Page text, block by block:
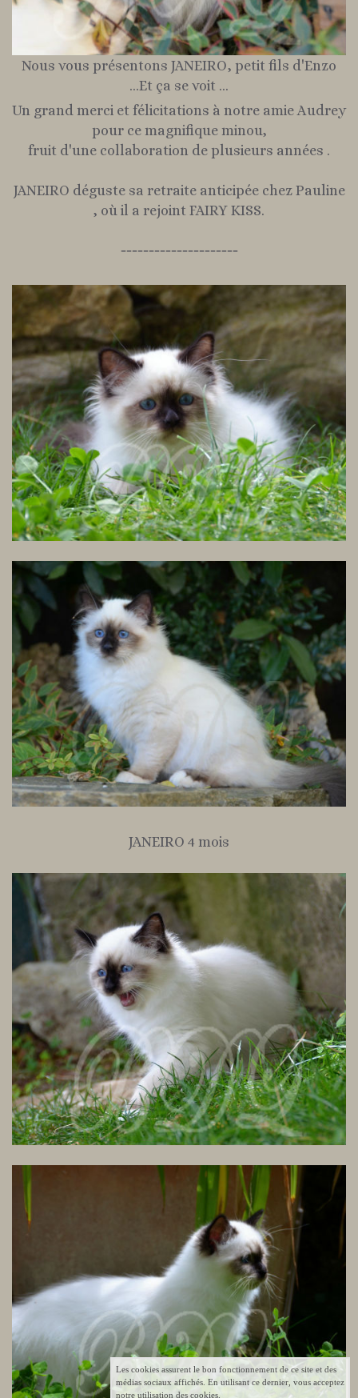
Nous vous présentons JANEIRO, petit fils d'Enzo
...Et ça se voit ...
Un grand merci et félicitations à notre amie Audrey
pour ce magnifique minou,
fruit d'une collaboration de plusieurs années .
JANEIRO déguste sa retraite anticipée chez Pauline
, où il a rejoint FAIRY KISS.
---------------------
JANEIRO 4 mois
Les cookies assurent le bon fonctionnement de ce site et des
médias sociaux affichés. En utilisant ce dernier, vous acceptez
notre utilisation des cookies.